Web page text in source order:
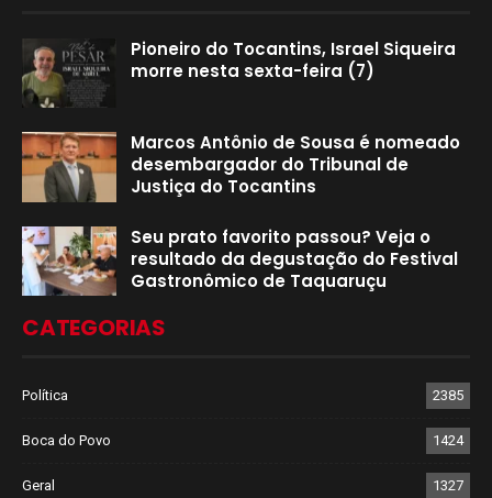
Pioneiro do Tocantins, Israel Siqueira
morre nesta sexta-feira (7)
Marcos Antônio de Sousa é nomeado
desembargador do Tribunal de
Justiça do Tocantins
Seu prato favorito passou? Veja o
resultado da degustação do Festival
Gastronômico de Taquaruçu
CATEGORIAS
Política 2385
Boca do Povo 1424
Geral 1327